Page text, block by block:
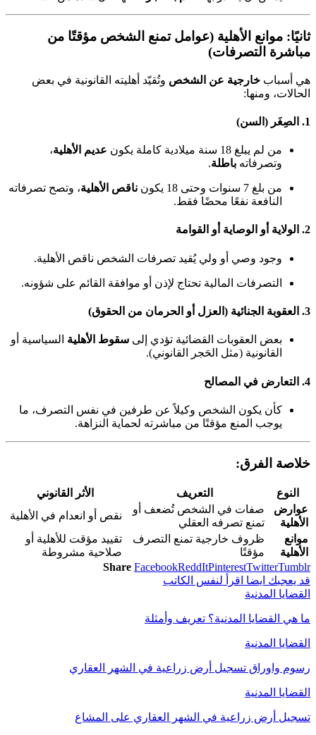
ثانيًا: موانع الأهلية (عوامل تمنع الشخص مؤقتًا من
مباشرة التصرفات)
هي أسباب خارجية عن الشخص وتُقيّد أهليته القانونية في بعض
الحالات، ومنها:
1. الصِغَر (السن)
من لم يبلغ 18 سنة ميلادية كاملة يكون عديم الأهلية،
وتصرفاته باطلة.
من بلغ 7 سنوات وحتى 18 يكون ناقص الأهلية، وتصح تصرفاته
النافعة نفعًا محضًا فقط.
2. الولاية أو الوصاية أو القوامة
وجود وصي أو ولي يُقيد تصرفات الشخص ناقص الأهلية.
التصرفات المالية تحتاج لإذن أو موافقة القائم على شؤونه.
3. العقوبة الجنائية (العزل أو الحرمان من الحقوق)
بعض العقوبات القضائية تؤدي إلى سقوط الأهلية السياسية أو
القانونية (مثل الحَجر القانوني).
4. التعارض في المصالح
كأن يكون الشخص وكيلاً عن طرفين في نفس التصرف، ما
يوجب المنع مؤقتًا من مباشرته لحماية النزاهة.
خلاصة الفرق:
النوع التعريف
الأثر القانوني
عوارض
الأهلية
صفات في الشخص تُضعف أو
تمنع تصرفه العقلي
نقص أو انعدام في الأهلية
موانع
الأهلية
ظروف خارجية تمنع التصرف
مؤقتًا
تقييد مؤقت للأهلية أو
صلاحية مشروطة
Share FacebookReddItPinterestTwitterTumblr
قد يعجبك ايضا اقرأ لنفس الكاتب
القضايا المدنية
ما هي القضايا المدنية؟ تعريف وأمثلة
القضايا المدنية
رسوم واوراق تسجيل أرض زراعية في الشهر العقاري
القضايا المدنية
تسجيل أرض زراعية في الشهر العقاري على المشاع